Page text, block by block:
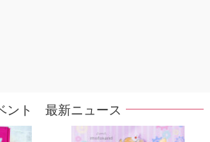
ント 最新ニュース